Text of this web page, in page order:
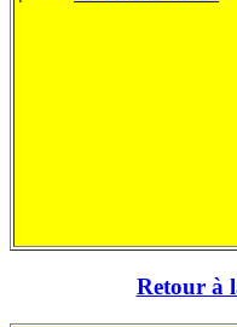
Retour à